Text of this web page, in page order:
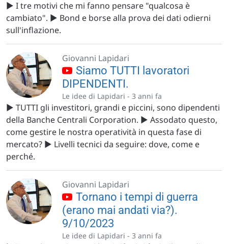
▶️ I tre motivi che mi fanno pensare "qualcosa è
cambiato". ▶️ Bond e borse alla prova dei dati odierni
sull'inflazione.
Giovanni Lapidari
Siamo TUTTI lavoratori
DIPENDENTI.
Le idee di Lapidari - 3 anni fa
▶️ TUTTI gli investitori, grandi e piccini, sono dipendenti
della Banche Centrali Corporation. ▶️ Assodato questo,
come gestire le nostra operatività in questa fase di
mercato? ▶️ Livelli tecnici da seguire: dove, come e
perché.
Giovanni Lapidari
Tornano i tempi di guerra
(erano mai andati via?).
9/10/2023
Le idee di Lapidari - 3 anni fa